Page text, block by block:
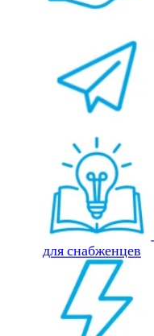
для снабженцев